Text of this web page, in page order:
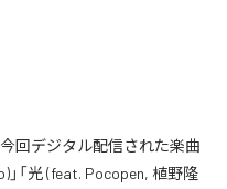
回デジタル配信された楽曲
「光 (feat. Pocopen, 植野隆